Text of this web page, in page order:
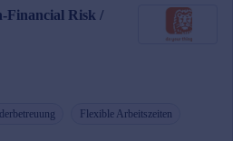
Financial Risk /
Flexible Arbeitszeiten